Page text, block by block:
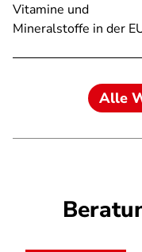
Vitamine und
Mineralstoffe in der
Alle